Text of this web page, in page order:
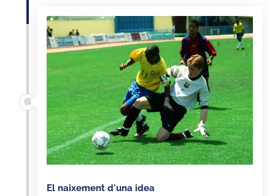
El naixement d'una idea